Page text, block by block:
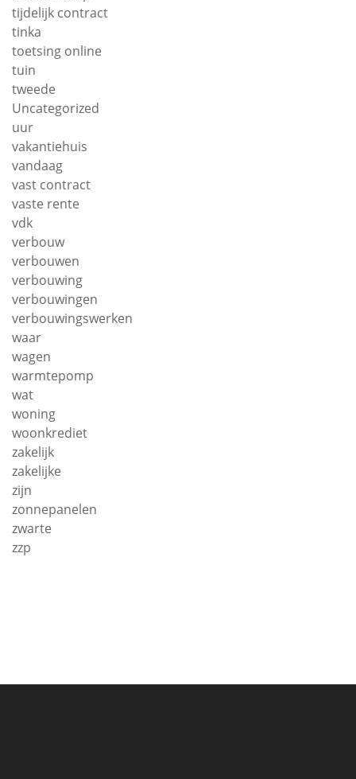
tijdelijk contract
tinka
toetsing online
tuin
tweede
Uncategorized
uur
vakantiehuis
vandaag
vast contract
vaste rente
vdk
verbouw
verbouwen
verbouwing
verbouwingen
verbouwingswerken
waar
wagen
warmtepomp
wat
woning
woonkrediet
zakelijk
zakelijke
zijn
zonnepanelen
zwarte
zzp